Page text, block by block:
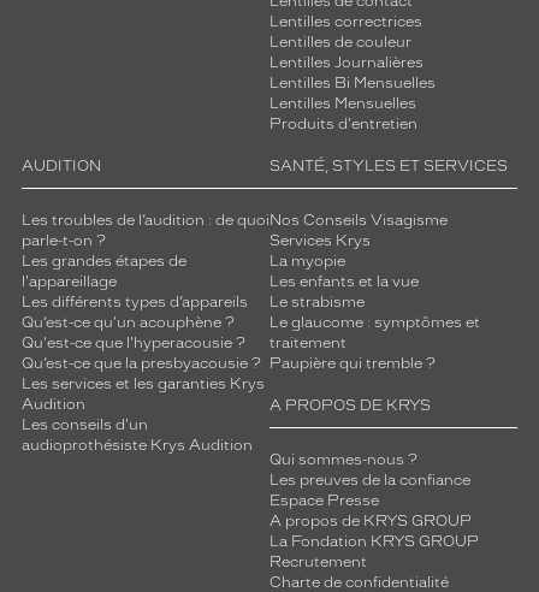
Lentilles correctrices
Lentilles de couleur
Lentilles Journalières
Lentilles Bi Mensuelles
Lentilles Mensuelles
Produits d'entretien
AUDITION
Les troubles de l’audition : de quoi
parle-t-on ?
Les grandes étapes de
l'appareillage
Les différents types d’appareils
Qu’est-ce qu'un acouphène ?
Qu'est-ce que l'hyperacousie ?
Qu’est-ce que la presbyacousie ?
Les services et les garanties Krys
Audition
Les conseils d'un
audioprothésiste Krys Audition
SANTÉ, STYLES ET SERVICES
Nos Conseils Visagisme
Services Krys
La myopie
Les enfants et la vue
Le strabisme
Le glaucome : symptômes et
traitement
Paupière qui tremble ?
A PROPOS DE KRYS
Qui sommes-nous ?
Les preuves de la confiance
Espace Presse
A propos de KRYS GROUP
La Fondation KRYS GROUP
Recrutement
Charte de confidentialité